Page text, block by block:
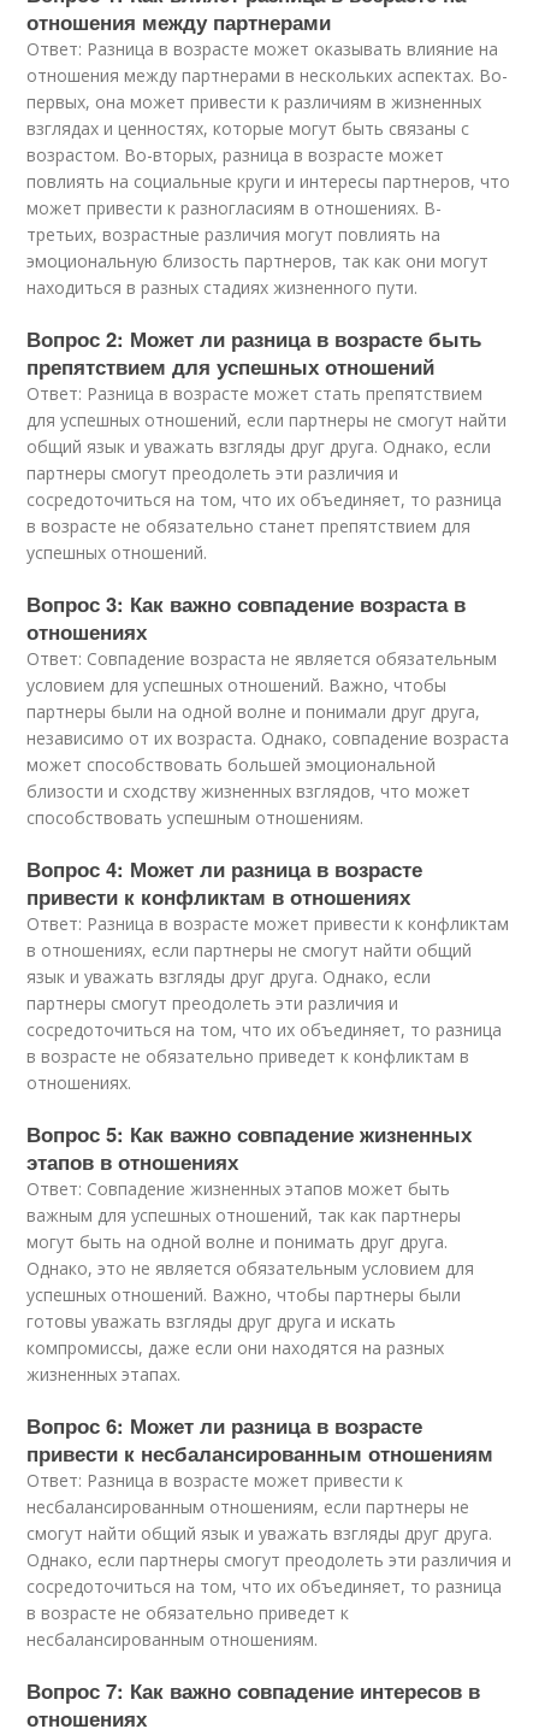
отношения между партнерами
Ответ: Разница в возрасте может оказывать влияние на
отношения между партнерами в нескольких аспектах. Во-
первых, она может привести к различиям в жизненных
взглядах и ценностях, которые могут быть связаны с
возрастом. Во-вторых, разница в возрасте может
повлиять на социальные круги и интересы партнеров, что
может привести к разногласиям в отношениях. В-
третьих, возрастные различия могут повлиять на
эмоциональную близость партнеров, так как они могут
находиться в разных стадиях жизненного пути.
Вопрос 2: Может ли разница в возрасте быть
препятствием для успешных отношений
Ответ: Разница в возрасте может стать препятствием
для успешных отношений, если партнеры не смогут найти
общий язык и уважать взгляды друг друга. Однако, если
партнеры смогут преодолеть эти различия и
сосредоточиться на том, что их объединяет, то разница
в возрасте не обязательно станет препятствием для
успешных отношений.
Вопрос 3: Как важно совпадение возраста в
отношениях
Ответ: Совпадение возраста не является обязательным
условием для успешных отношений. Важно, чтобы
партнеры были на одной волне и понимали друг друга,
независимо от их возраста. Однако, совпадение возраста
может способствовать большей эмоциональной
близости и сходству жизненных взглядов, что может
способствовать успешным отношениям.
Вопрос 4: Может ли разница в возрасте
привести к конфликтам в отношениях
Ответ: Разница в возрасте может привести к конфликтам
в отношениях, если партнеры не смогут найти общий
язык и уважать взгляды друг друга. Однако, если
партнеры смогут преодолеть эти различия и
сосредоточиться на том, что их объединяет, то разница
в возрасте не обязательно приведет к конфликтам в
отношениях.
Вопрос 5: Как важно совпадение жизненных
этапов в отношениях
Ответ: Совпадение жизненных этапов может быть
важным для успешных отношений, так как партнеры
могут быть на одной волне и понимать друг друга.
Однако, это не является обязательным условием для
успешных отношений. Важно, чтобы партнеры были
готовы уважать взгляды друг друга и искать
компромиссы, даже если они находятся на разных
жизненных этапах.
Вопрос 6: Может ли разница в возрасте
привести к несбалансированным отношениям
Ответ: Разница в возрасте может привести к
несбалансированным отношениям, если партнеры не
смогут найти общий язык и уважать взгляды друг друга.
Однако, если партнеры смогут преодолеть эти различия и
сосредоточиться на том, что их объединяет, то разница
в возрасте не обязательно приведет к
несбалансированным отношениям.
Вопрос 7: Как важно совпадение интересов в
отношениях